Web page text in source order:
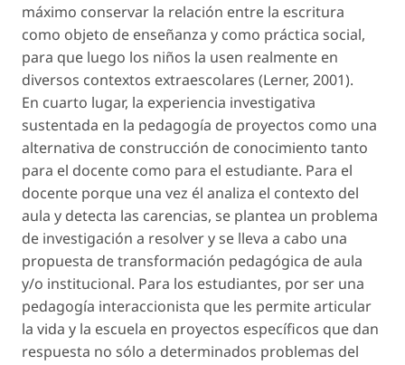
máximo conservar la relación entre la escritura
como objeto de enseñanza y como práctica social,
para que luego los niños la usen realmente en
diversos contextos extraescolares (Lerner, 2001).
En cuarto lugar, la experiencia investigativa
sustentada en la pedagogía de proyectos como una
alternativa de construcción de conocimiento tanto
para el docente como para el estudiante. Para el
docente porque una vez él analiza el contexto del
aula y detecta las carencias, se plantea un problema
de investigación a resolver y se lleva a cabo una
propuesta de transformación pedagógica de aula
y/o institucional. Para los estudiantes, por ser una
pedagogía interaccionista que les permite articular
la vida y la escuela en proyectos específicos que dan
respuesta no sólo a determinados problemas del